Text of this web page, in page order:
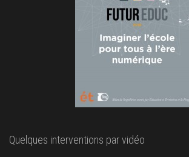
Quelques interventions par vidéo